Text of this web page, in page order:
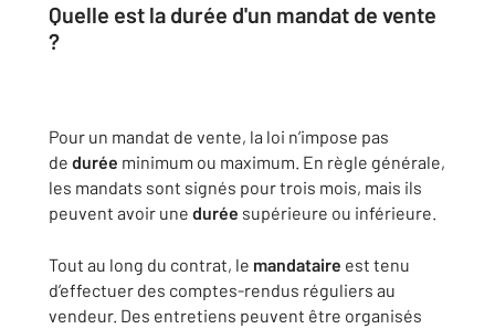
Quelle est la durée d'un mandat de vente
?
Pour un mandat de vente, la loi n’impose pas
de durée minimum ou maximum. En règle générale,
les mandats sont signés pour trois mois, mais ils
peuvent avoir une durée supérieure ou inférieure.
Tout au long du contrat, le mandataire est tenu
d’effectuer des comptes-rendus réguliers au
vendeur. Des entretiens peuvent être organisés